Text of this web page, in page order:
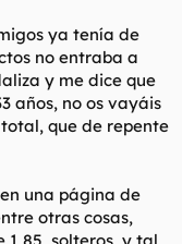
ya tenía de
no entraba a
y me dice que
años, no os vayáis
que de repente
una página de
otras cosas,